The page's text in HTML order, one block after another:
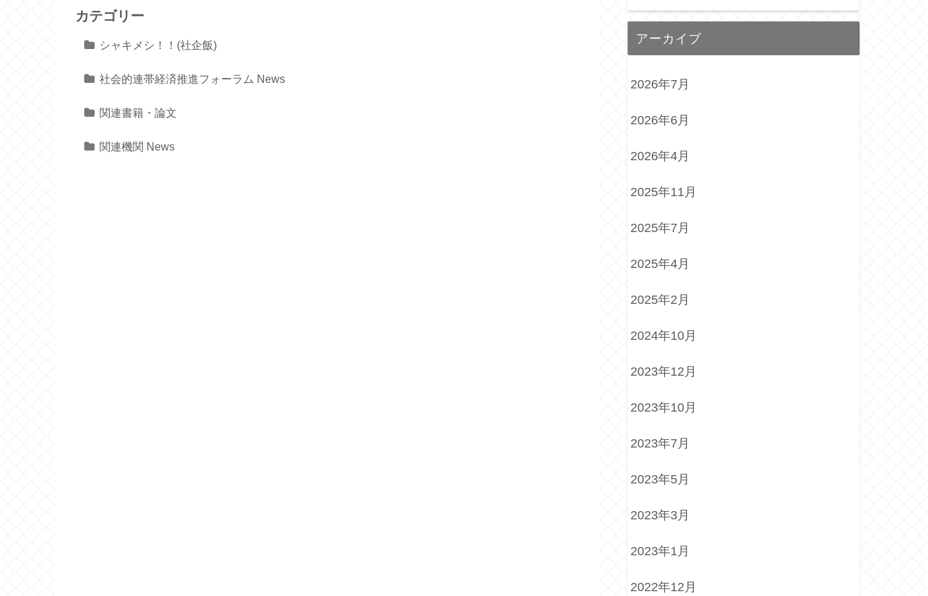
カテゴリー
シャキメシ！！(社企飯)
社会的連帯経済推進フォーラム News
関連書籍・論文
関連機関 News
アーカイブ
2026年7月
2026年6月
2026年4月
2025年11月
2025年7月
2025年4月
2025年2月
2024年10月
2023年12月
2023年10月
2023年7月
2023年5月
2023年3月
2023年1月
2022年12月